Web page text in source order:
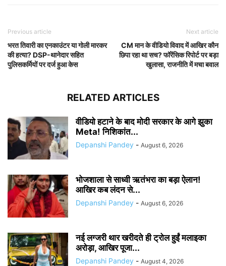
Previous article
भरत तिवारी का एनकाउंटर या गोली मारकर
की हत्या? DSP-थानेदार सहित
पुलिसकर्मियों पर दर्ज हुआ केस
Next article
CM मान के वीडियो विवाद में आखिर कौन
छिपा रहा था सच? फॉरेंसिक रिपोर्ट पर बड़ा
खुलासा, राजनीति में मचा बवाल
RELATED ARTICLES
वीडियो हटाने के बाद मोदी सरकार के आगे झुका
Meta! निशिकांत...
Depanshi Pandey - August 6, 2026
भोजशाला से साध्वी ऋतंभरा का बड़ा ऐलान!
आखिर कब लंदन से...
Depanshi Pandey - August 6, 2026
नई लग्जरी थार खरीदते ही ट्रोल हुईं मलाइका
अरोड़ा, आखिर पूजा...
Depanshi Pandey - August 4, 2026